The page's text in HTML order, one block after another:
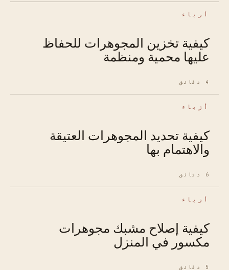
أزياء
كيفية تخزين المجوهرات للحفاظ
عليها محمية ومنظمة
4 دقائق
أزياء
كيفية تحديد المجوهرات العتيقة
والاهتمام بها
6 دقائق
أزياء
كيفية إصلاح مشبك مجوهرات
مكسور في المنزل
5 دقائق